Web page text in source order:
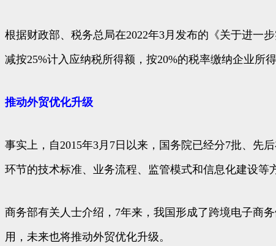
根据财政部、税务总局在2022年3月发布的《关于进一
减按25%计入应纳税所得额，按20%的税率缴纳企业所
推动外贸优化升级
事实上，自2015年3月7日以来，国务院已经分7批、先
环节的技术标准、业务流程、监管模式和信息化建设等
商务部有关人士介绍，7年来，我国形成了跨境电子商
用，未来也将推动外贸优化升级。